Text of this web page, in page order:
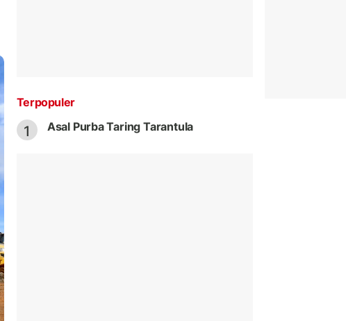
Terpopuler
1 Asal Purba Taring Tarantula